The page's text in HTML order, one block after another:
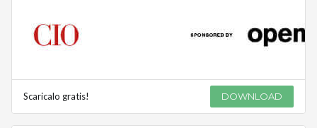
Scaricalo gratis! DOWNLOAD